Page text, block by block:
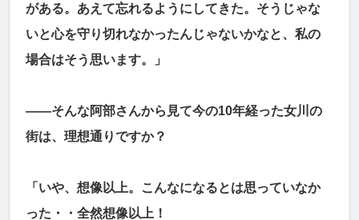
がある。あえて忘れるようにしてきた。そうじゃな
いと心を守り切れなかったんじゃないかなと、私の
場合はそう思います。」
――そんな阿部さんから見て今の10年経った女川の
街は、理想通りですか？
「いや、想像以上。こんなになるとは思っていなか
った・・全然想像以上！